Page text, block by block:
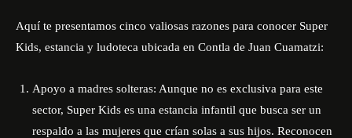
Aquí te presentamos cinco valiosas razones para conocer Super
Kids, estancia y ludoteca ubicada en Contla de Juan Cuamatzi:
Apoyo a madres solteras: Aunque no es exclusiva para este
sector, Super Kids es una estancia infantil que busca ser un
respaldo a las mujeres que crían solas a sus hijos. Reconocen